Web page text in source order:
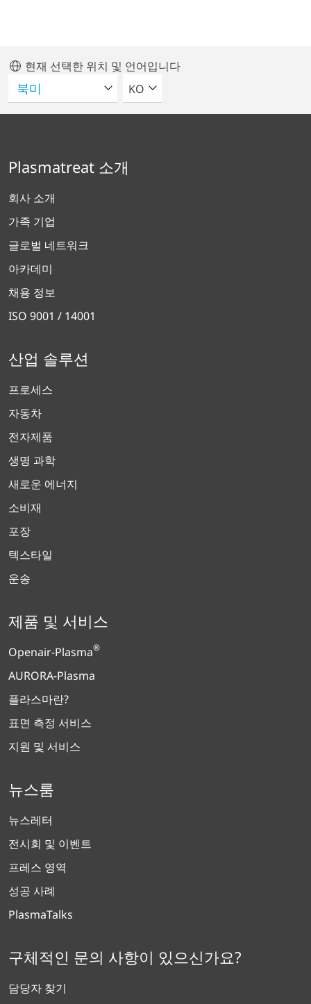
현재 선택한 위치 및 언어입니다
언어를 선택해주세요
KO
Plasmatreat 소개
회사 소개
가족 기업
글로벌 네트워크
아카데미
채용 정보
ISO 9001 / 14001
산업 솔루션
프로세스
자동차
전자제품
생명 과학
새로운 에너지
소비재
포장
텍스타일
운송
제품 및 서비스
Openair-Plasma®
AURORA-Plasma
플라스마란?
표면 측정 서비스
지원 및 서비스
뉴스룸
뉴스레터
전시회 및 이벤트
프레스 영역
성공 사례
PlasmaTalks
구체적인 문의 사항이 있으신가요?
담당자 찾기